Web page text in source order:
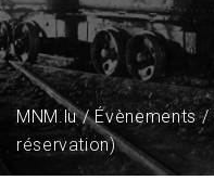
MNM.lu Évènements
réservation)